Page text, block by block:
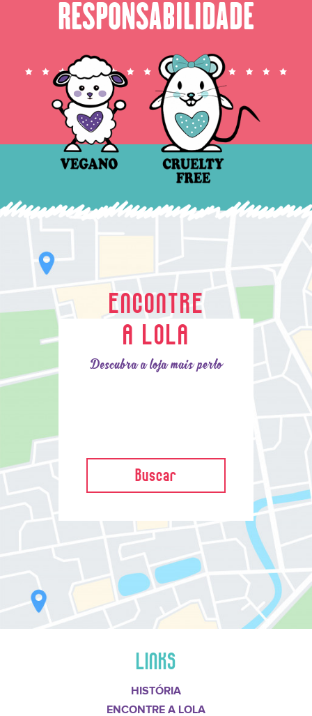
RESPONSABILIDADE
ENCONTRE
A LOLA
Descubra a loja mais perto
Buscar
LINKS
HISTÓRIA
ENCONTRE A LOLA